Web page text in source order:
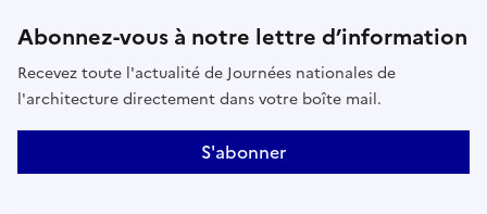
Abonnez-vous à notre lettre d’information
Recevez toute l'actualité de Journées nationales de
l'architecture directement dans votre boîte mail.
S'abonner